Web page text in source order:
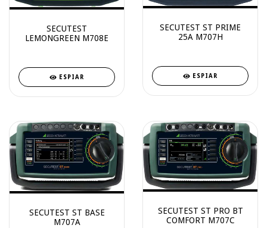
SECUTEST
LEMONGREEN M708E
ESPIAR
SECUTEST ST PRIME
25A M707H
ESPIAR
SECUTEST ST BASE
M707A
SECUTEST ST PRO BT
COMFORT M707C